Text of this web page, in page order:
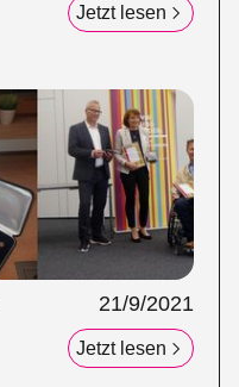
Jetzt lesen
21/9/2021
Jetzt lesen